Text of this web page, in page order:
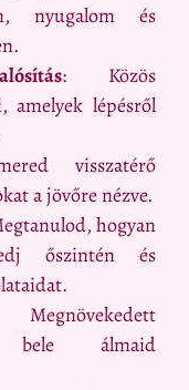
nyugalom és
: Közös
amelyek lépésről
visszatérő
a jövőre nézve.
hogyan
őszintén és
bele álmaid